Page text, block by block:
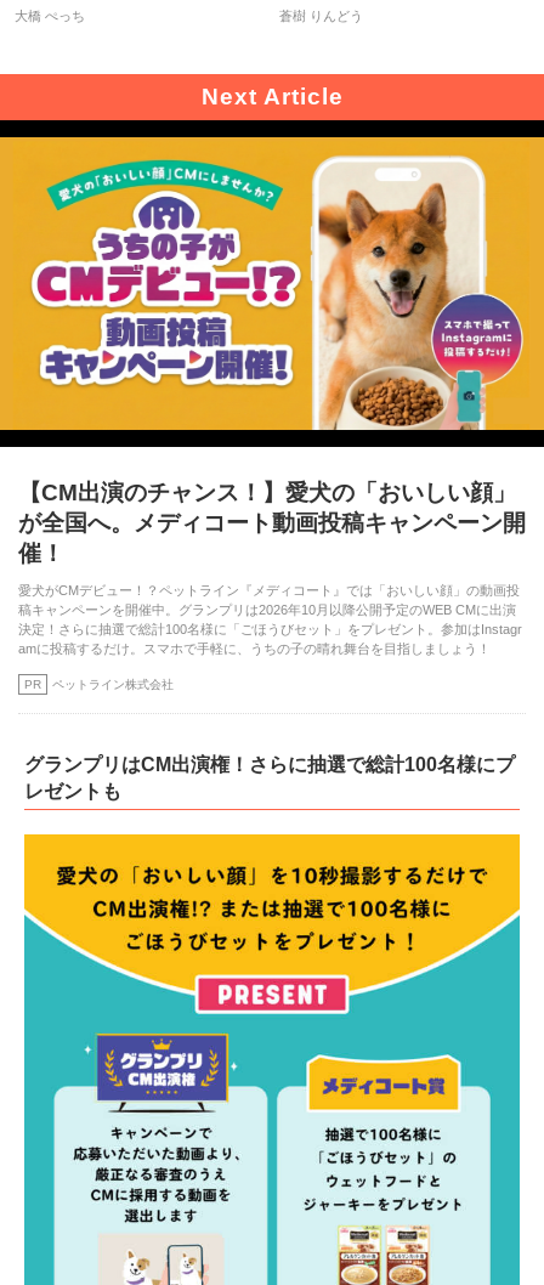
合♡
大橋 ぺっち 蒼樹 りんどう
【CM出演のチャンス！】愛犬の「おいしい顔」
が全国へ。メディコート動画投稿キャンペーン開
催！
愛犬がCMデビュー！？ペットライン『メディコート』では「おいしい顔」の動画投
稿キャンペーンを開催中。グランプリは2026年10月以降公開予定のWEB CMに出演
決定！さらに抽選で総計100名様に「ごほうびセット」をプレゼント。参加はInstagr
amに投稿するだけ。スマホで手軽に、うちの子の晴れ舞台を目指しましょう！
PR ペットライン株式会社
グランプリはCM出演権！さらに抽選で総計100名様にプ
レゼントも